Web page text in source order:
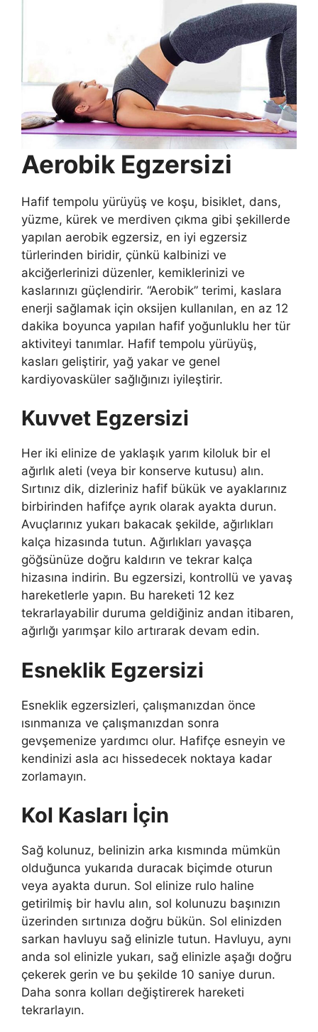
Aerobik Egzersizi
Hafif tempolu yürüyüş ve koşu, bisiklet, dans,
yüzme, kürek ve merdiven çıkma gibi şekillerde
yapılan aerobik egzersiz, en iyi egzersiz
türlerinden biridir, çünkü kalbinizi ve
akciğerlerinizi düzenler, kemiklerinizi ve
kaslarınızı güçlen­dirir. “Aerobik” terimi, kaslara
enerji sağlamak için oksijen kullanılan, en az 12
dakika boyunca yapılan hafif yoğunluklu her tür
aktiviteyi tanımlar. Hafif tempolu yürüyüş,
kasları geliştirir, yağ yakar ve genel
kardiyovasküler sağlığınızı iyileştirir.
Kuvvet Egzersizi
Her iki elinize de yaklaşık yarım kiloluk bir el
ağırlık aleti (veya bir konserve kutusu) alın.
Sırtınız dik, dizleriniz hafif bükük ve ayaklarınız
birbirinden hafifçe ayrık olarak ayakta durun.
Avuçla­rınız yukarı bakacak şekilde, ağırlık­ları
kalça hizasında tutun. Ağırlıkları yavaşça
göğsünüze doğru kaldırın ve tekrar kalça
hizasına indirin. Bu egzer­sizi, kontrollü ve yavaş
hareketlerle yapın. Bu hareketi 12 kez
tekrarlaya­bilir duruma geldiğiniz andan itibaren,
ağırlığı yarımşar kilo artırarak devam edin.
Esneklik Egzersizi
Esneklik egzersizleri, çalışmanızdan önce
ısınmanıza ve çalışmanızdan sonra
gevşemenize yardımcı olur. Hafifçe esneyin ve
kendinizi asla acı hissedecek noktaya kadar
zorlamayın.
Kol Kasları İçin
Sağ kolunuz, belinizin arka kısmında mümkün
olduğunca yukarıda duracak biçimde oturun
veya ayakta durun. Sol elinize rulo haline
getirilmiş bir havlu alın, sol kolunuzu başınızın
üzerinden sırtınıza doğru bükün. Sol elinizden
sarkan havluyu sağ elinizle tutun. Havluyu, aynı
anda sol elinizle yukarı, sağ elinizle aşağı doğru
çekerek gerin ve bu şekilde 10 saniye durun.
Daha sonra kolları değiştirerek hareketi
tekrarlayın.